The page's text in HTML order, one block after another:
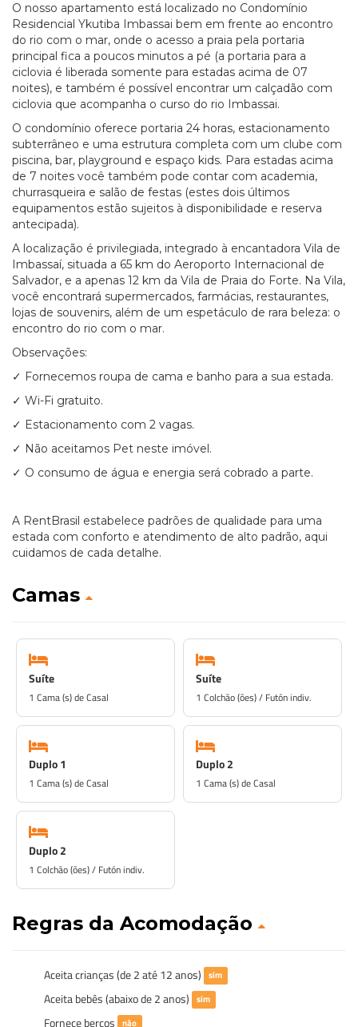
O nosso apartamento está localizado no Condomínio
Residencial Ykutiba Imbassai bem em frente ao encontro
do rio com o mar, onde o acesso a praia pela portaria
principal fica a poucos minutos a pé (a portaria para a
ciclovia é liberada somente para estadas acima de 07
noites), e também é possível encontrar um calçadão com
ciclovia que acompanha o curso do rio Imbassai.
O condomínio oferece portaria 24 horas, estacionamento
subterrâneo e uma estrutura completa com um clube com
piscina, bar, playground e espaço kids. Para estadas acima
de 7 noites você também pode contar com academia,
churrasqueira e salão de festas (estes dois últimos
equipamentos estão sujeitos à disponibilidade e reserva
antecipada).
A localização é privilegiada, integrado à encantadora Vila de
Imbassaí, situada a 65 km do Aeroporto Internacional de
Salvador, e a apenas 12 km da Vila de Praia do Forte. Na Vila,
você encontrará supermercados, farmácias, restaurantes,
lojas de souvenirs, além de um espetáculo de rara beleza: o
encontro do rio com o mar.
Observações:
✓ Fornecemos roupa de cama e banho para a sua estada.
✓ Wi-Fi gratuito.
✓ Estacionamento com 2 vagas.
✓ Não aceitamos Pet neste imóvel.
✓ O consumo de água e energia será cobrado a parte.
A RentBrasil estabelece padrões de qualidade para uma
estada com conforto e atendimento de alto padrão, aqui
cuidamos de cada detalhe.
Camas
Suíte
1 Cama (s) de Casal
Suíte
1 Colchão (ões) / Futón indiv.
Duplo 1
1 Cama (s) de Casal
Duplo 2
1 Cama (s) de Casal
Duplo 2
1 Colchão (ões) / Futón indiv.
Regras da Acomodação
Aceita crianças (de 2 até 12 anos) sim
Aceita bebês (abaixo de 2 anos) sim
Fornece berços não